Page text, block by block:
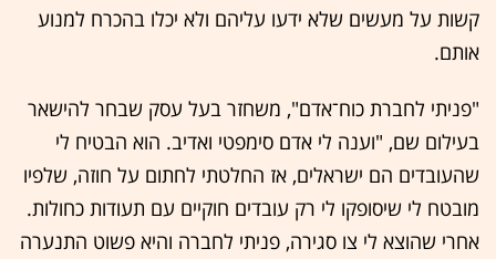
קשות על מעשים שלא ידעו עליהם ולא יכלו בהכרח למנוע
אותם.
"פניתי לחברת כוח־אדם", משחזר בעל עסק שבחר להישאר
בעילום שם, "וענה לי אדם סימפטי ואדיב. הוא הבטיח לי
שהעובדים הם ישראלים, אז החלטתי לחתום על חוזה, שלפיו
מובטח לי שיסופקו לי רק עובדים חוקיים עם תעודות כחולות.
אחרי שהוצא לי צו סגירה, פניתי לחברה והיא פשוט התנערה